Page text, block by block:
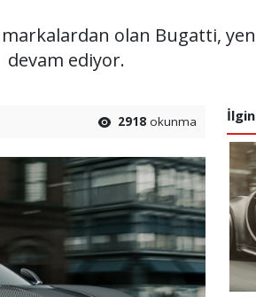
olan Bugatti,
devam ediyor.
2918 okunma